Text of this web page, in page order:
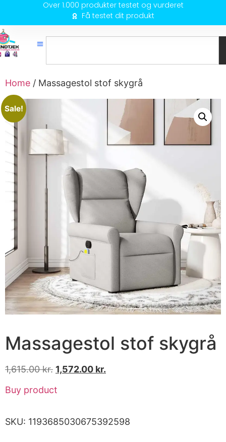
Over 1.000 produkter testet og vurderet
Få testet dit produkt
Home / Massagestol stof skygrå
Sale!
Massagestol stof skygrå
1,615.00kr. 1,572.00 kr.
Buy product
SKU: 1193685030675392598